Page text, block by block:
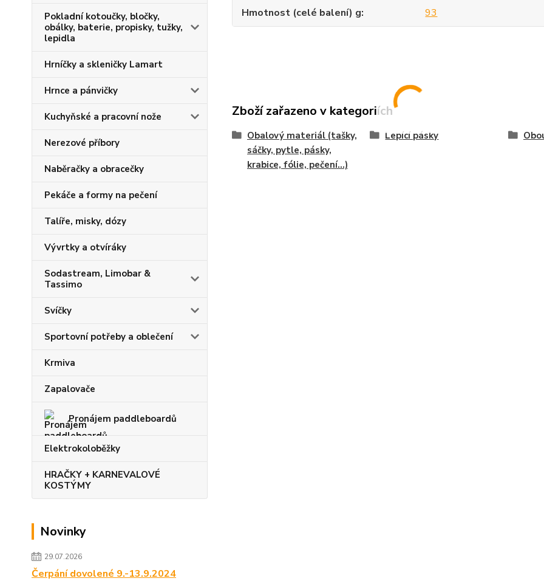
Pokladní kotoučky, bločky,
obálky, baterie, propisky, tužky,
lepidla
Hrníčky a skleničky Lamart
Hrnce a pánvičky
Kuchyňské a pracovní nože
Nerezové příbory
Naběračky a obracečky
Pekáče a formy na pečení
Talíře, misky, dózy
Vývrtky a otvíráky
Sodastream, Limobar &
Tassimo
Svíčky
Sportovní potřeby a oblečení
Krmiva
Zapalovače
Pronájem paddleboardů
Elektrokoloběžky
HRAČKY + KARNEVALOVÉ
KOSTÝMY
Novinky
29.07.2026
Čerpání dovolené 9.-13.9.2024
Hmotnost (celé balení) g
93
Zboží zařazeno v kategoriích
Obalový materiál (tašky,
sáčky, pytle, pásky,
krabice, fólie, pečení...)
Lepící pásky